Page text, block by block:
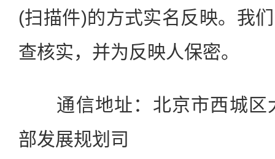
(扫描件)的方式实名反映。我
查核实，并为反映人保密。
通信地址：北京市西城区
部发展规划司